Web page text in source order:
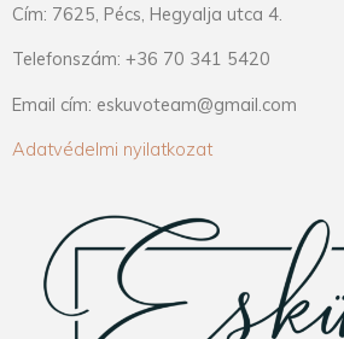
Cím: 7625, Pécs, Hegyalja utca 4.
Telefonszám: +36 70 341 5420
Email cím: eskuvoteam@gmail.com
Adatvédelmi nyilatkozat